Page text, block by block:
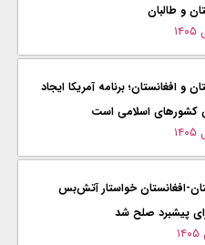
و طالبان
و افغانستان؛ برنامه آمریکا ايجاد
کشورهای اسلامی است
افغانستان خواستار آتش‌بس
پیشبرد صلح شد